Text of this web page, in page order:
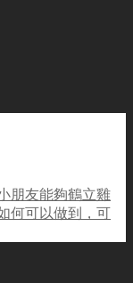
朋友能夠鶴立雞
何可以做到，可